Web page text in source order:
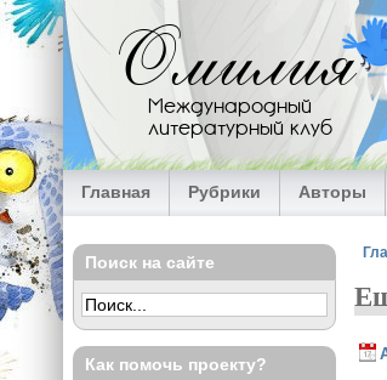
Перейти к основному содержанию
Омилия
Международный
литературный клуб
Главная Рубрики Авторы
Поиск на сайте
Как помочь проекту?